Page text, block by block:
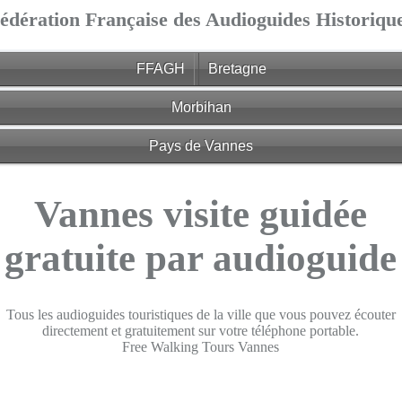
Française des Audioguides
FFAGH Bretagne
Morbihan
Pays de Vannes
Vannes visite guidée
gratuite par audioguide
Tous les audioguides touristiques de la ville que vous pouvez écouter
directement et gratuitement sur votre téléphone portable.
Free Walking Tours Vannes